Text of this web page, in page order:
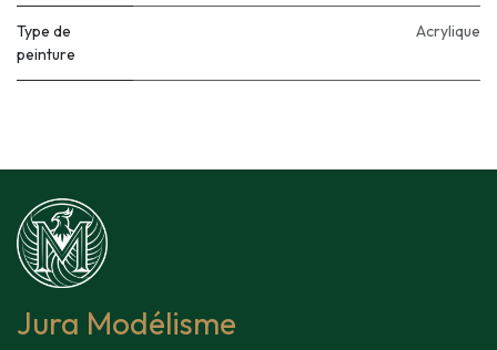
Type de
peinture
Acrylique
Jura Modélisme